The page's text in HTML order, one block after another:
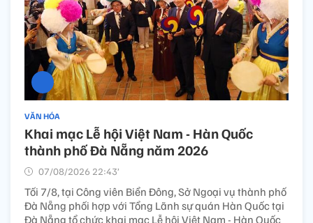
VĂN HÓA
Khai mạc Lễ hội Việt Nam - Hàn Quốc
thành phố Đà Nẵng năm 2026
07/08/2026 22:43’
Tối 7/8, tại Công viên Biển Đông, Sở Ngoại vụ thành phố
Đà Nẵng phối hợp với Tổng Lãnh sự quán Hàn Quốc tại
Đà Nẵng tổ chức khai mạc Lễ hội Việt Nam - Hàn Quốc